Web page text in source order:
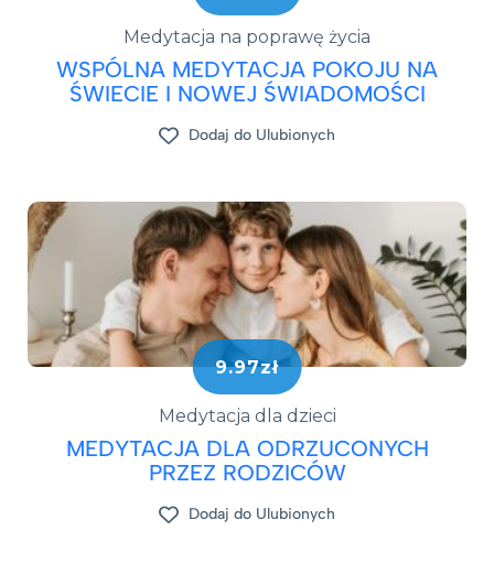
Medytacja na poprawę życia
WSPÓLNA MEDYTACJA POKOJU NA
ŚWIECIE I NOWEJ ŚWIADOMOŚCI
Dodaj do Ulubionych
9.97zł
Medytacja dla dzieci
MEDYTACJA DLA ODRZUCONYCH
PRZEZ RODZICÓW
Dodaj do Ulubionych